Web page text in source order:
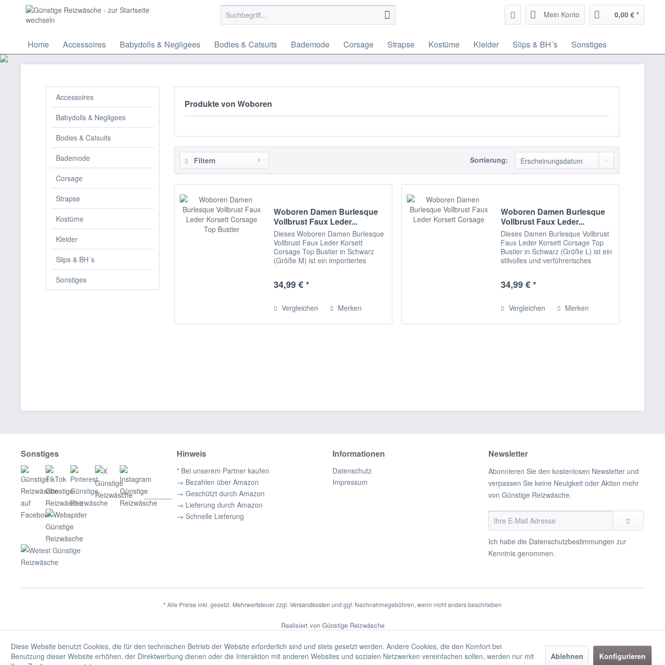
Mein Konto 0,00 € *
Home Accessoires Babydolls & Negligees Bodies & Catsuits Bademode Corsage Strapse Kostüme Kleider Slips & BH´s Sonstiges
Accessoires
Babydolls & Negligees
Bodies & Catsuits
Bademode
Corsage
Strapse
Kostüme
Kleider
Slips & BH´s
Sonstiges
Produkte von Woboren
Filtern Sortierung:
Woboren Damen Burlesque
Vollbrust Faux Leder...
Dieses Woboren Damen Burlesque
Vollbrust Faux Leder Korsett
Corsage Top Bustier in Schwarz
(Größe M) ist ein importiertes
einem G-String geliefert wird. Es
34,99 € *
Vergleichen Merken
Woboren Damen Burlesque
Vollbrust Faux Leder...
Dieses Damen Burlesque Vollbrust
Faux Leder Korsett Corsage Top
Bustier in Schwarz (Größe L) ist ein
stilvolles und verführerisches
Schnürkorsett mit Brustumfang und
34,99 € *
Vergleichen Merken
Sonstiges Hinweis
* Bei unserem Partner kaufen
→ Bezahlen über Amazon
→ Geschützt durch Amazon
→ Lieferung durch Amazon
→ Schnelle Lieferung
Informationen
Datenschutz
Impressum
Newsletter
Abonnieren Sie den kostenlosen Newsletter und
verpassen Sie keine Neuigkeit oder Aktion mehr
von Günstige Reizwäsche.
Ich habe die Datenschutzbestimmungen zur
Kenntnis genommen.
* Alle Preise inkl. gesetzl. Mehrwertsteuer zzgl. Versandkosten und ggf. Nachnahmegebühren, wenn nicht anders beschrieben
Realisiert von Günstige Reizwäsche
Diese Website benutzt Cookies, die für den technischen Betrieb der Website erforderlich sind und stets gesetzt werden. Andere Cookies, die den Komfort bei
Benutzung dieser Website erhöhen, der Direktwerbung dienen oder die Interaktion mit anderen Websites und sozialen Netzwerken vereinfachen sollen, werden nur mit
Ablehnen Konfigurieren